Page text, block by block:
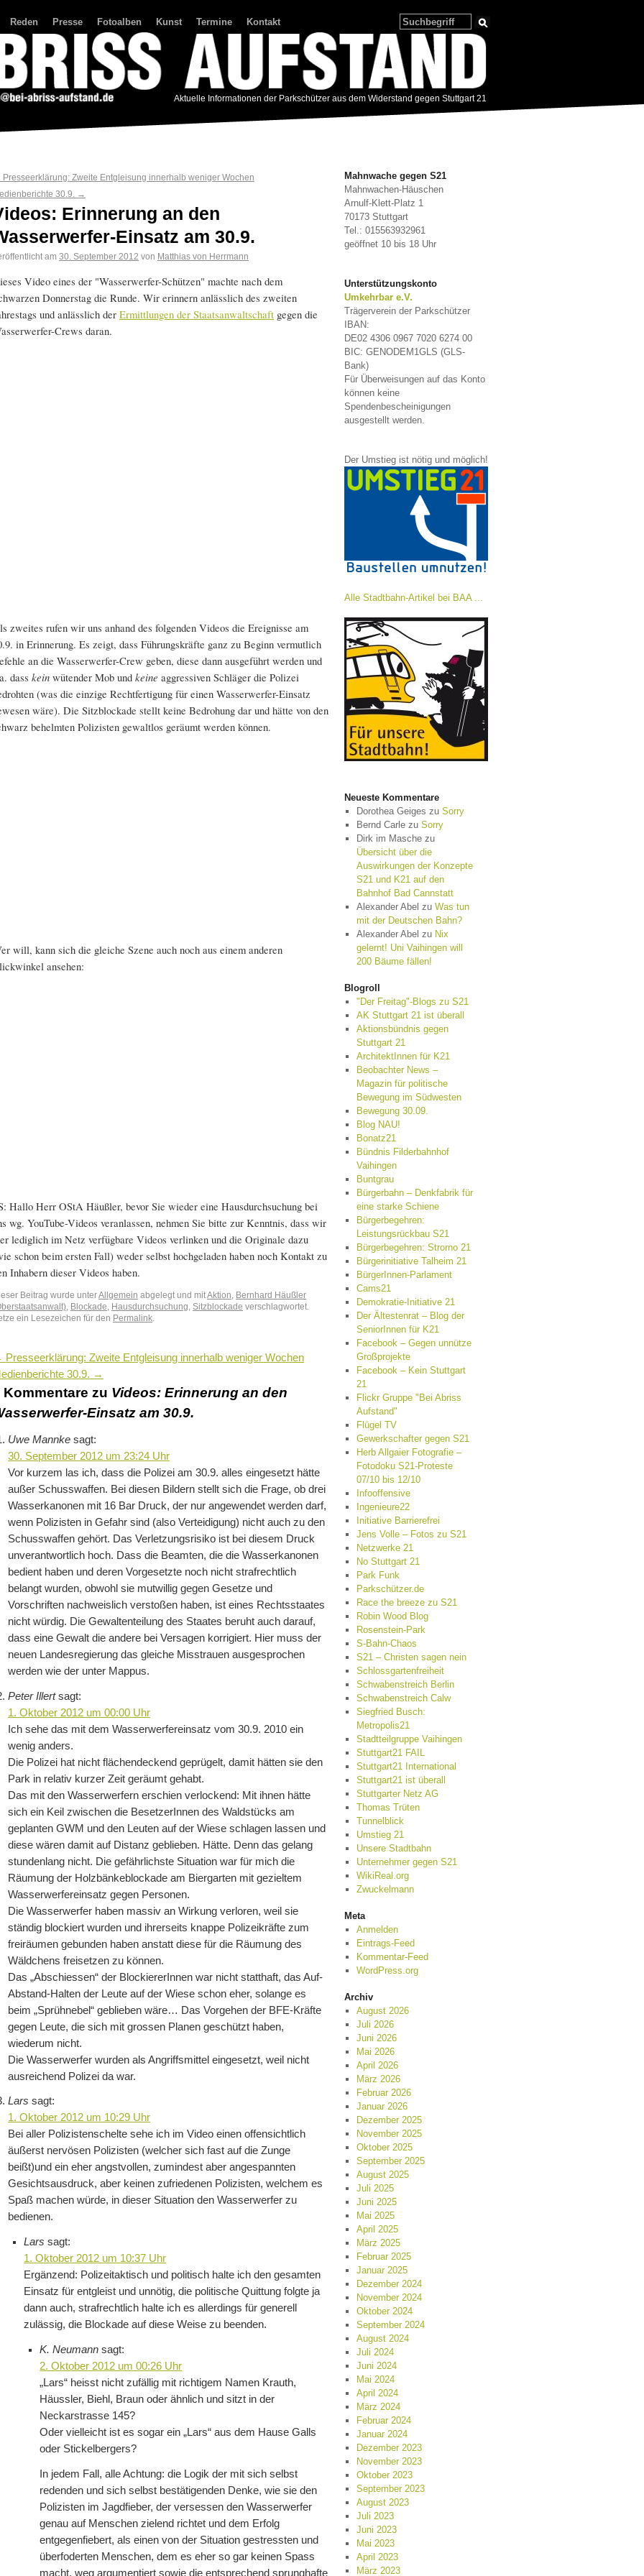
Reden Presse Fotoalben Kunst Termine Kontakt
Aktuelle Informationen der Parkschützer aus dem Widerstand gegen Stuttgart 21
Presseerklärung: Zweite Entgleisung innerhalb weniger Wochen
30.9.
→
Erinnerung an den
Einsatz am 30.9.
am 30. September 2012 von Matthias von Herrmann
Video eines der "Wasserwerfer-Schützen" machte nach dem
Donnerstag die Runde. Wir erinnern anlässlich des zweiten
und anlässlich derErmittlungen der Staatsanwaltschaft gegen die
Crews daran.
zweites rufen wir uns anhand des folgenden Videos die Ereignisse am
in Erinnerung. Es zeigt, dass Führungskräfte ganz zu Beginn vermutlich
an die Wasserwerfer-Crew geben, diese dann ausgeführt werden und
dass kein wütender Mob und keine aggressiven Schläger die Polizei
(was die einzige Rechtfertigung für einen Wasserwerfer-Einsatz
wäre). Die Sitzblockade stellt keine Bedrohung dar und hätte von den
behelmten Polizisten gewaltlos geräumt werden können.
will, kann sich die gleiche Szene auch noch aus einem anderen
ansehen:
Hallo Herr OStA Häußler, bevor Sie wieder eine Hausdurchsuchung bei
wg. YouTube-Videos veranlassen, nehmen Sie bitte zur Kenntnis, dass wir
lediglich im Netz verfügbare Videos verlinken und die Originale dazu
schon beim ersten Fall) weder selbst hochgeladen haben noch Kontakt zu
Inhabern dieser Videos haben.
Beitrag wurde unterAllgemein abgelegt und mitAktion
Bernhard Häußler
Blockade Hausdurchsuchung Sitzblockade verschlagwortet.
ein Lesezeichen für den Permalink
Presseerklärung: Zweite Entgleisung innerhalb weniger Wochen
30.9. →
Kommentare zu Videos: Erinnerung an den
Einsatz am 30.9.
Uwe Mannke sagt:
30. September 2012 um 23:24 Uhr
Vor kurzem las ich, dass die Polizei am 30.9. alles eingesetzt hätte
außer Schusswaffen. Bei diesen Bildern stellt sich die Frage, ob drei
Wasserkanonen mit 16 Bar Druck, der nur angewendet werden darf,
wenn Polizisten in Gefahr sind (also Verteidigung) nicht auch zu den
Schusswaffen gehört. Das Verletzungsrisiko ist bei diesem Druck
unverantwortlich hoch. Dass die Beamten, die die Wasserkanonen
bedient haben und deren Vorgesetzte noch nicht strafrechtlich
belangt wurden, obwohl sie mutwillig gegen Gesetze und
Vorschriften nachweislich verstoßen haben, ist eines Rechtsstaates
nicht würdig. Die Gewaltenteilung des Staates beruht auch darauf,
dass eine Gewalt die andere bei Versagen korrigiert. Hier muss der
neuen Landesregierung das gleiche Misstrauen ausgesprochen
werden wie der unter Mappus.
Peter Illert sagt:
1. Oktober 2012 um 00:00 Uhr
Ich sehe das mit dem Wasserwerfereinsatz vom 30.9. 2010 ein
wenig anders.
Die Polizei hat nicht flächendeckend geprügelt, damit hätten sie den
Park in relativ kurzer Zeit geräumt gehabt.
Das mit den Wasserwerfern erschien verlockend: Mit ihnen hätte
sich ein Keil zwischen die BesetzerInnen des Waldstücks am
geplanten GWM und den Leuten auf der Wiese schlagen lassen und
diese wären damit auf Distanz geblieben. Hätte. Denn das gelang
stundenlang nicht. Die gefährlichste Situation war für mich die
Räumung der Holzbänkeblockade am Biergarten mit gezieltem
Wasserwerfereinsatz gegen Personen.
Die Wasserwerfer haben massiv an Wirkung verloren, weil sie
ständig blockiert wurden und ihrerseits knappe Polizeikräfte zum
freiräumen gebunden haben anstatt diese für die Räumung des
Wäldchens freisetzen zu können.
Das „Abschiessen“ der BlockiererInnen war nicht statthaft, das Auf-
Abstand-Halten der Leute auf der Wiese schon eher, solange es
beim „Sprühnebel“ geblieben wäre… Das Vorgehen der BFE-Kräfte
gegen Leute, die sich mit grossen Planen geschützt haben,
wiederum nicht.
Die Wasserwerfer wurden als Angriffsmittel eingesetzt, weil nicht
ausreichend Polizei da war.
Lars sagt:
1. Oktober 2012 um 10:29 Uhr
Bei aller Polizistenschelte sehe ich im Video einen offensichtlich
äußerst nervösen Polizisten (welcher sich fast auf die Zunge
beißt)und ein eher angstvollen, zumindest aber angespannten
Gesichtsausdruck, aber keinen zufriedenen Polizisten, welchem es
Spaß machen würde, in dieser Situation den Wasserwerfer zu
bedienen.
Lars sagt:
1. Oktober 2012 um 10:37 Uhr
Ergänzend: Polizeitaktisch und politisch halte ich den gesamten
Einsatz für entgleist und unnötig, die politische Quittung folgte ja
dann auch, strafrechtlich halte ich es allerdings für generell
zulässig, die Blockade auf diese Weise zu beenden.
K. Neumann sagt:
2. Oktober 2012 um 00:26 Uhr
„Lars“ heisst nicht zufällig mit richtigem Namen Krauth,
Häussler, Biehl, Braun oder ähnlich und sitzt in der
Neckarstrasse 145?
Oder vielleicht ist es sogar ein „Lars“ aus dem Hause Galls
oder Stickelbergers?
In jedem Fall, alle Achtung: die Logik der mit sich selbst
redenden und sich selbst bestätigenden Denke, wie sie den
Polizisten im Jagdfieber, der versessen den Wasserwerfer
genau auf Menschen zielend richtet und dem Erfolg
entgegenfiebert, als einen von der Situation gestressten und
überfoderten Menschen, dem es eher so gar keinen Spass
macht, weg argumentiert sowie die entsprechend sprunghafte
Mahnwache gegen S21
Mahnwachen-Häuschen
Arnulf-Klett-Platz 1
70173 Stuttgart
Tel.: 015563932961
geöffnet 10 bis 18 Uhr
Unterstützungskonto
Umkehrbar e.V.
Trägerverein der Parkschützer
IBAN:
DE02 4306 0967 7020 6274 00
BIC: GENODEM1GLS (GLS-
Bank)
Für Überweisungen auf das Konto
können keine
Spendenbescheinigungen
ausgestellt werden.
Der Umstieg ist nötig und möglich!
Alle Stadtbahn-Artikel bei BAA ...
Neueste Kommentare
Dorothea Geiges zu Sorry
Bernd Carlezu Sorry
Dirk im Maschezu
Übersicht über die
Auswirkungen der Konzepte
S21 und K21 auf den
Bahnhof Bad Cannstatt
Alexander Abel zu Was tun
mit der Deutschen Bahn?
Alexander Abel zu Nix
gelernt! Uni Vaihingen will
200 Bäume fällen!
Blogroll
"Der Freitag"-Blogs zu S21
AK Stuttgart 21 ist überall
Aktionsbündnis gegen
Stuttgart 21
ArchitektInnen für K21
Beobachter News –
Magazin für politische
Bewegung im Südwesten
Bewegung 30.09.
Blog NAU!
Bonatz21
Bündnis Filderbahnhof
Vaihingen
Buntgrau
Bürgerbahn – Denkfabrik für
eine starke Schiene
Bürgerbegehren:
Leistungsrückbau S21
Bürgerbegehren: Strorno 21
Bürgerinitiative Talheim 21
BürgerInnen-Parlament
Cams21
Demokratie-Initiative 21
Der Ältestenrat – Blog der
SeniorInnen für K21
Facebook – Gegen unnütze
Großprojekte
Facebook – Kein Stuttgart
21
Flickr Gruppe "Bei Abriss
Aufstand"
Flügel TV
Gewerkschafter gegen S21
Herb Allgaier Fotografie –
Fotodoku S21-Proteste
07/10 bis 12/10
Infooffensive
Ingenieure22
Initiative Barrierefrei
Jens Volle – Fotos zu S21
Netzwerke 21
No Stuttgart 21
Park Funk
Parkschützer.de
Race the breeze zu S21
Robin Wood Blog
Rosenstein-Park
S-Bahn-Chaos
S21 – Christen sagen nein
Schlossgartenfreiheit
Schwabenstreich Berlin
Schwabenstreich Calw
Siegfried Busch:
Metropolis21
Stadtteilgruppe Vaihingen
Stuttgart21 FAIL
Stuttgart21 International
Stuttgart21 ist überall
Stuttgarter Netz AG
Thomas Trüten
Tunnelblick
Umstieg 21
Unsere Stadtbahn
Unternehmer gegen S21
WikiReal.org
Zwuckelmann
Meta
Anmelden
Eintrags-Feed
Kommentar-Feed
WordPress.org
Archiv
August 2026
Juli 2026
Juni 2026
Mai 2026
April 2026
März 2026
Februar 2026
Januar 2026
Dezember 2025
November 2025
Oktober 2025
September 2025
August 2025
Juli 2025
Juni 2025
Mai 2025
April 2025
März 2025
Februar 2025
Januar 2025
Dezember 2024
November 2024
Oktober 2024
September 2024
August 2024
Juli 2024
Juni 2024
Mai 2024
April 2024
März 2024
Februar 2024
Januar 2024
Dezember 2023
November 2023
Oktober 2023
September 2023
August 2023
Juli 2023
Juni 2023
Mai 2023
April 2023
März 2023